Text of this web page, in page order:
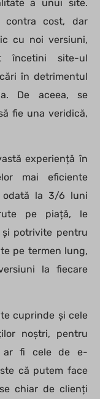
a unui site.
contra cost, dar
cu noi versiuni,
încetini site-ul
în detrimentul
De aceea, se
fie una veridică,
experiență în
mai eficiente
la 3/6 luni
pe piață, le
potrivite pentru
pe termen lung,
la fiecare
cuprinde și cele
noștri, pentru
ar fi cele de e-
că putem face
chiar de clienți